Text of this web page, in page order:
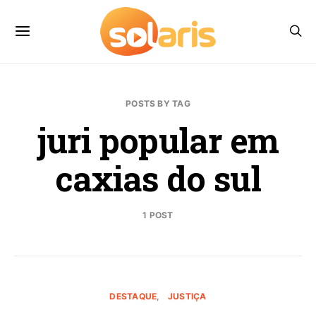
POSTS BY TAG
juri popular em
caxias do sul
1 POST
DESTAQUE JUSTIÇA